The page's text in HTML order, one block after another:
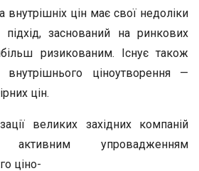
внутрішніх цін має свої недоліки
заснований на ринкових
ризикованим. Існує також
внутрішнього ціноутворення —
цін.
великих західних компаній
активним упровадженням
ціно-